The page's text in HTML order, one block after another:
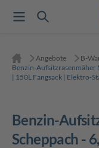
Angebote
B-
Benzin-Aufsitzrasenmäher
| 150L Fangsack | Elektro-
Benzin-Aufsitzrasenmäher MR230-61
Scheppach -